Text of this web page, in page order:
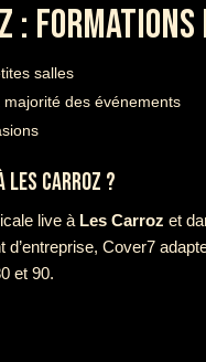
:
salles
des événements
LES CARROZ ?
live à Les Carroz et
Cover7
et 90.